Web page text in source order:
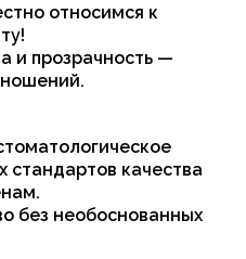
относимся к
и прозрачность —
стандартов качества
без необоснованных